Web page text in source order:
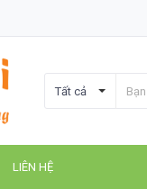
Tất cả
LIÊN HỆ